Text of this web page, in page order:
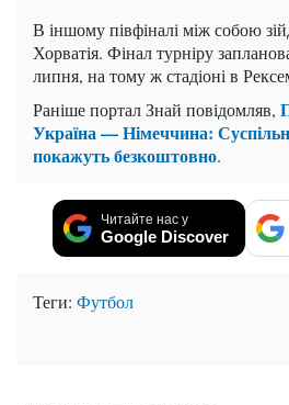
В іншому півфіналі між собою
Хорватія. Фінал турніру
липня, на тому ж стадіоні в
Раніше портал Знай повідомляв,
Україна — Німеччина:
покажуть безкоштовно.
Читайте нас у
Google Discover
Теги: Футбол